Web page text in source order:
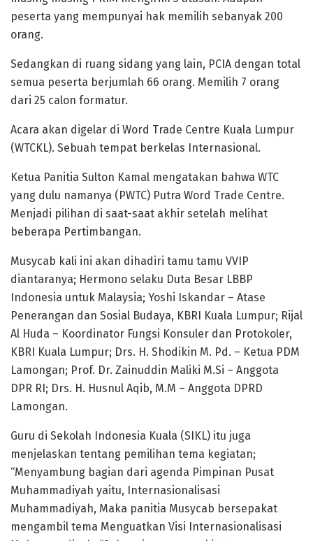
peserta yang mempunyai hak memilih sebanyak 200
orang.
Sedangkan di ruang sidang yang lain, PCIA dengan total
semua peserta berjumlah 66 orang. Memilih 7 orang
dari 25 calon formatur.
Acara akan digelar di Word Trade Centre Kuala Lumpur
(WTCKL). Sebuah tempat berkelas Internasional.
Ketua Panitia Sulton Kamal mengatakan bahwa WTC
yang dulu namanya (PWTC) Putra Word Trade Centre.
Menjadi pilihan di saat-saat akhir setelah melihat
beberapa Pertimbangan.
Musycab kali ini akan dihadiri tamu tamu VVIP
diantaranya; Hermono selaku Duta Besar LBBP
Indonesia untuk Malaysia; Yoshi Iskandar – Atase
Penerangan dan Sosial Budaya, KBRI Kuala Lumpur; Rijal
Al Huda – Koordinator Fungsi Konsuler dan Protokoler,
KBRI Kuala Lumpur; Drs. H. Shodikin M. Pd. – Ketua PDM
Lamongan; Prof. Dr. Zainuddin Maliki M.Si – Anggota
DPR RI; Drs. H. Husnul Aqib, M.M – Anggota DPRD
Lamongan.
Guru di Sekolah Indonesia Kuala (SIKL) itu juga
menjelaskan tentang pemilihan tema kegiatan;
“Menyambung bagian dari agenda Pimpinan Pusat
Muhammadiyah yaitu, Internasionalisasi
Muhammadiyah, Maka panitia Musycab bersepakat
mengambil tema Menguatkan Visi Internasionalisasi